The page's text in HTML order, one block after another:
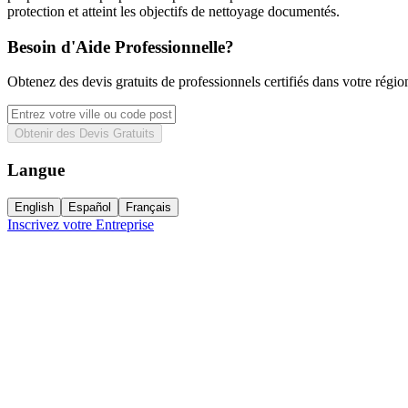
protection et atteint les objectifs de nettoyage documentés.
Besoin d'Aide Professionnelle?
Obtenez des devis gratuits de professionnels certifiés dans votre
Obtenir des Devis Gratuits
Langue
English Español Français
Inscrivez votre Entreprise